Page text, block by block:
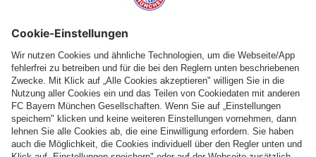
Folge uns
Zahlung & Lieferung